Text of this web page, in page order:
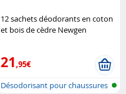
12 sachets déodorants en coton
et bois de cèdre Newgen
21,95€
Désodorisant pour chaussures